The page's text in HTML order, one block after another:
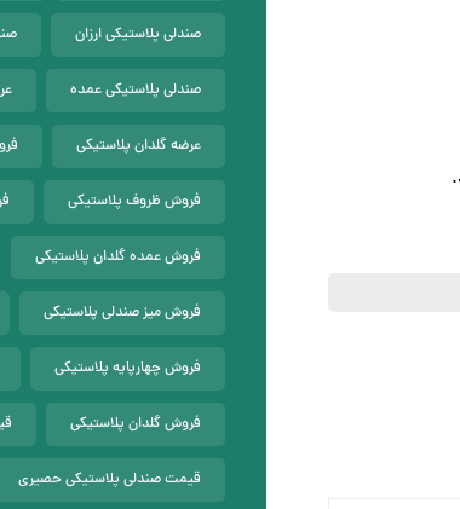
صندلی پلاستیکی ارزان
صندلی پلاستیکی عمده
عرضه گلدان پلاستیکی
فروش ظروف پلاستیکی
فروش عمده گلدان پلاستیکی
فروش میز صندلی پلاستیکی
فروش چهارپایه پلاستیکی
فروش گلدان پلاستیکی
قیمت صندلی پلاستیکی حصیری